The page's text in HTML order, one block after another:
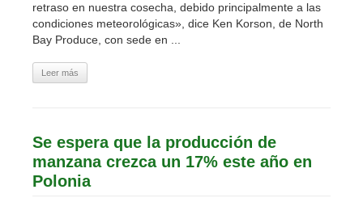
retraso en nuestra cosecha, debido principalmente a las
condiciones meteorológicas», dice Ken Korson, de North
Bay Produce, con sede en ...
Leer más
Se espera que la producción de
manzana crezca un 17% este año en
Polonia